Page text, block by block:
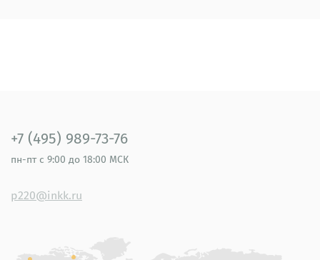
+7 (495) 989-73-76
пн-пт с 9:00 до 18:00 МСК
p220@inkk.ru